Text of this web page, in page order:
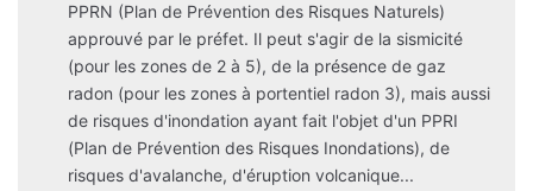
PPRN (Plan de Prévention des Risques Naturels)
approuvé par le préfet. Il peut s'agir de la sismicité
(pour les zones de 2 à 5), de la présence de gaz
radon (pour les zones à portentiel radon 3), mais aussi
de risques d'inondation ayant fait l'objet d'un PPRI
(Plan de Prévention des Risques Inondations), de
risques d'avalanche, d'éruption volcanique...